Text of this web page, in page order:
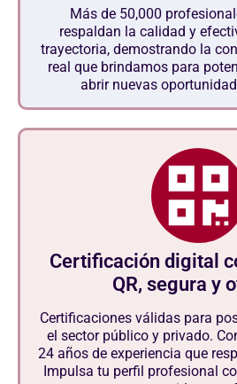
Más de 50,000
respaldan la calidad y
trayectoria, demostrando la
real que brindamos para
abrir nuevas
Certificación digital
QR, segura y
Certificaciones válidas para
el sector público y privado.
24 años de experiencia que
Impulsa tu perfil profesional